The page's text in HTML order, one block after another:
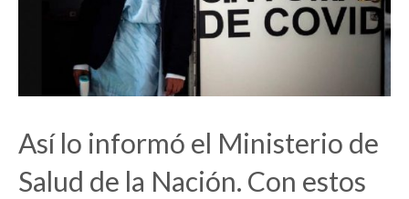
Así lo informó el Ministerio de
Salud de la Nación. Con estos